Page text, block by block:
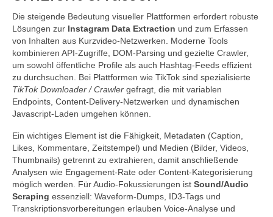
Die steigende Bedeutung visueller Plattformen erfordert robuste
Lösungen zur Instagram Data Extraction und zum Erfassen
von Inhalten aus Kurzvideo‑Netzwerken. Moderne Tools
kombinieren API‑Zugriffe, DOM‑Parsing und gezielte Crawler,
um sowohl öffentliche Profile als auch Hashtag‑Feeds effizient
zu durchsuchen. Bei Plattformen wie TikTok sind spezialisierte
TikTok Downloader / Crawler gefragt, die mit variablen
Endpoints, Content‑Delivery‑Netzwerken und dynamischen
Javascript‑Laden umgehen können.
Ein wichtiges Element ist die Fähigkeit, Metadaten (Caption,
Likes, Kommentare, Zeitstempel) und Medien (Bilder, Videos,
Thumbnails) getrennt zu extrahieren, damit anschließende
Analysen wie Engagement‑Rate oder Content‑Kategorisierung
möglich werden. Für Audio‑Fokussierungen ist Sound/Audio
Scraping essenziell: Waveform‑Dumps, ID3‑Tags und
Transkriptionsvorbereitungen erlauben Voice‑Analyse und